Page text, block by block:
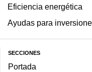
Eficiencia energética
Ayudas para
SECCIONES
Portada